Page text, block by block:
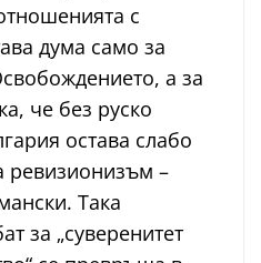
с
дума само за
а за
че без руско
остава слабо
ревизионизъм –
Така
за „суверенитет